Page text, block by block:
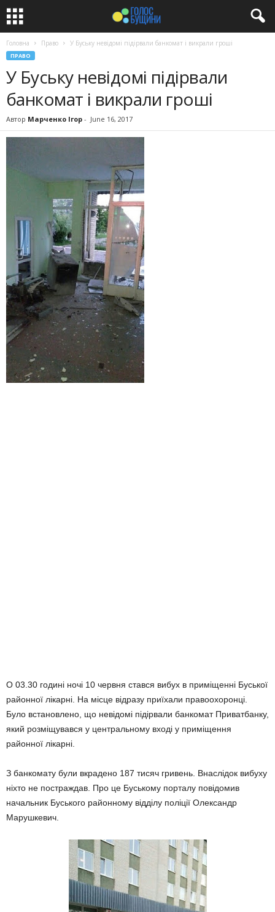
Головна Право У Буську невідомі підірвали банкомат і викрали гроші
ПРАВО
У Буську невідомі підірвали
банкомат і викрали гроші
Автор Марченко Ігор - June 16, 2017
О 03.30 годині ночі 10 червня стався вибух в приміщенні Буської
районної лікарні. На місце відразу приїхали правоохоронці.
Було встановлено, що невідомі підірвали банкомат Приватбанку,
який розміщувався у центральному вході у приміщення
районної лікарні.
З банкомату були вкрадено 187 тисяч гривень. Внаслідок вибуху
ніхто не постраждав. Про це Буському порталу повідомив
начальник Буського районному відділу поліції Олександр
Марушкевич.